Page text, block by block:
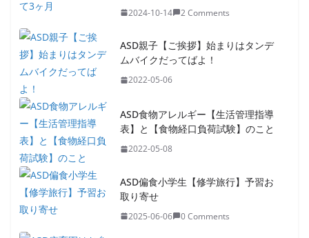
2024-10-14 2 Comments
ASD親子【ご挨拶】始まりはタンデ
ムバイクだってばよ！
2022-05-06
ASD食物アレルギー【生活管理指導
表】と【食物経口負荷試験】のこと
2022-05-08
ASD偏食小学生【修学旅行】予習お
取り寄せ
2025-06-06 0 Comments